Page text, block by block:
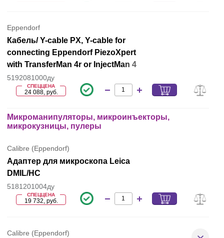
Eppendorf
Кабель/ Y-cable PX, Y-cable for
connecting Eppendorf PiezoXpert
with TransferMan 4r or InjectMan 4
5192081000ду
СПЕЦЦЕНА
24 088, руб.
Микроманипуляторы, микроинъекторы,
микрокузницы, пулеры
Calibre (Eppendorf)
Адаптер для микроскопа Leica
DMIL/HC
5181201004ду
СПЕЦЦЕНА
19 732, руб.
Calibre (Eppendorf)